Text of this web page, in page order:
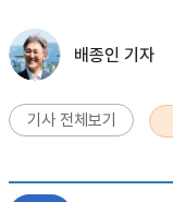
배종인 기자
기사 전체보기